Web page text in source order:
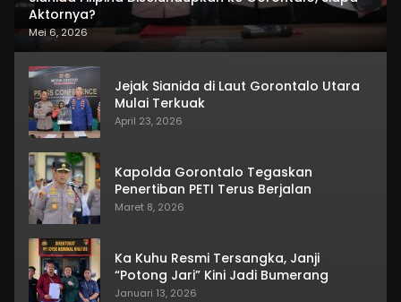
Aktornya?
Mei 6, 2026
Jejak Sianida di Laut Gorontalo Utara
Mulai Terkuak
April 23, 2026
Kapolda Gorontalo Tegaskan
Penertiban PETI Terus Berjalan
Maret 8, 2026
Ka Kuhu Resmi Tersangka, Janji
“Potong Jari” Kini Jadi Bumerang
Januari 13, 2026